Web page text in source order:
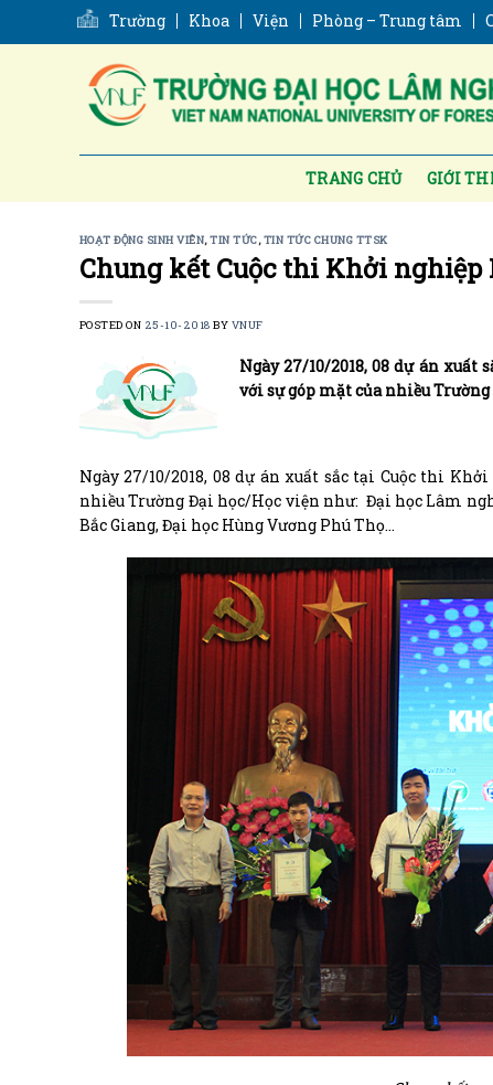
Trường Khoa Viện Phòng – Trung tâm
TRANG CHỦ GIỚI
HOẠT ĐỘNG SINH VIÊN,TIN TỨC,TIN TỨC CHUNG TTSK
Chung kết Cuộc thi Khởi nghiệp
POSTED ON 25-10-2018 BY VNUF
Ngày 27/10/2018, 08 dự án
với sự góp mặt của nhiều
Ngày 27/10/2018, 08 dự án xuất sắc tại Cuộc thi
nhiều Trường Đại học/Học viện như: Đại học Lâm
Bắc Giang, Đại học Hùng Vương Phú Thọ…